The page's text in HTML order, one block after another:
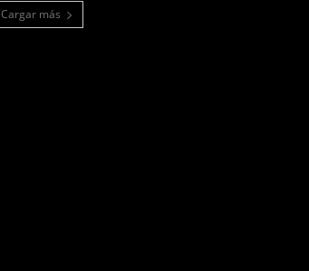
Cargar más